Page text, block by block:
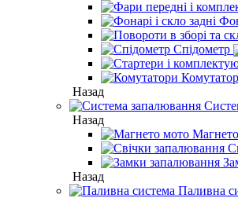
Спідометр
Назад
Назад
Назад
Паливна